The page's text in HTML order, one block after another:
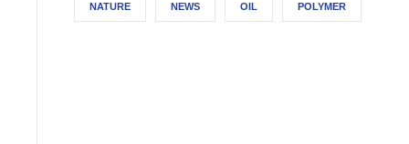
NATURE NEWS OIL POLYMER